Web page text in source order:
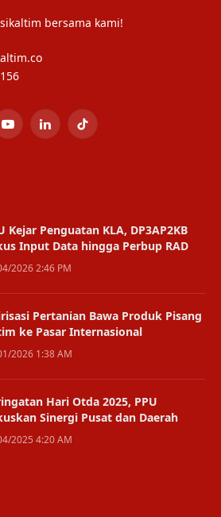
bersama kami!
YouTubeLinkedInTikTok
Kejar Penguatan KLA, DP3AP2KB
Input Data hingga Perbup RAD
2026 2:46 PM
Pertanian Bawa Produk Pisang
ke Pasar Internasional
2026 1:38 AM
Hari Otda 2025, PPU
Sinergi Pusat dan Daerah
2025 4:20 AM